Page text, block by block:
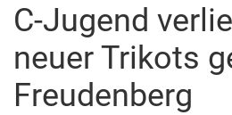
C-Jugend
neuer Trikots
Freudenberg